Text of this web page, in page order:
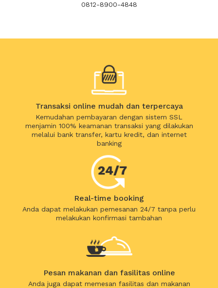
0812-8900-4848
Transaksi online mudah dan terpercaya
Kemudahan pembayaran dengan sistem SSL
menjamin 100% keamanan transaksi yang dilakukan
melalui bank transfer, kartu kredit, dan internet
banking
Real-time booking
Anda dapat melakukan pemesanan 24/7 tanpa perlu
melakukan konfirmasi tambahan
Pesan makanan dan fasilitas online
Anda juga dapat memesan fasilitas dan makanan